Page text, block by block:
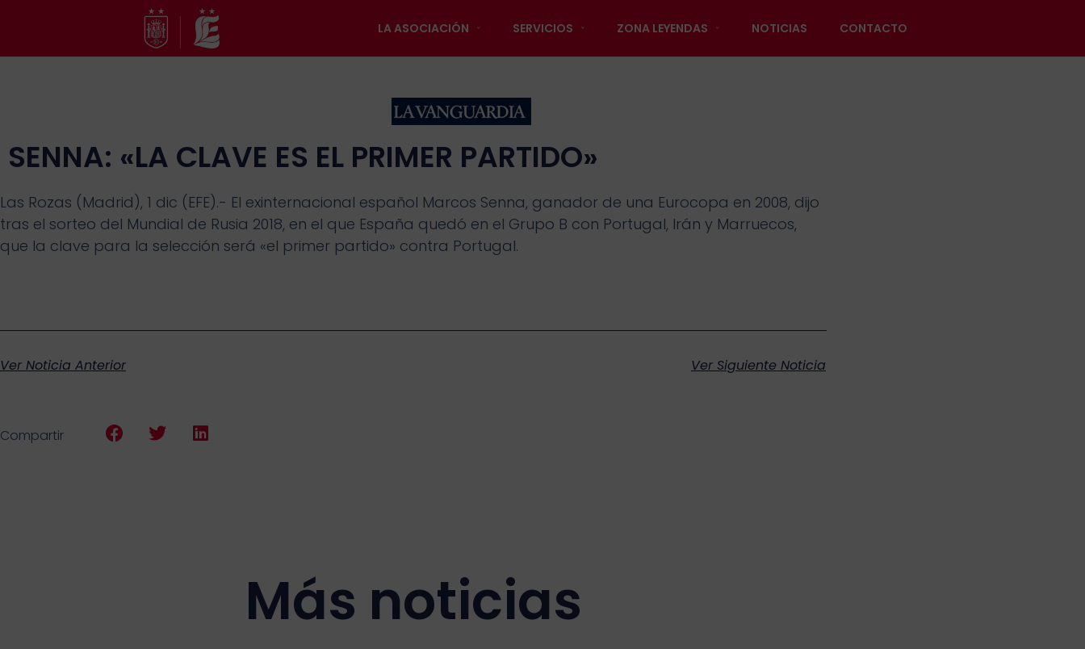
LA ASOCIACIÓN SERVICIOS ZONA LEYENDAS NOTICIAS CONTACTO
SENNA: «LA CLAVE ES EL PRIMER PARTIDO»
Las Rozas (Madrid), 1 dic (EFE).- El exinternacional español Marcos Senna, ganador de una Eurocopa en 2008, dijo
tras el sorteo del Mundial de Rusia 2018, en el que España quedó en el Grupo B con Portugal, Irán y Marruecos,
que la clave para la selección será «el primer partido» contra Portugal.
Ver Noticia Anterior Ver Siguiente Noticia
Compartir
Más noticias